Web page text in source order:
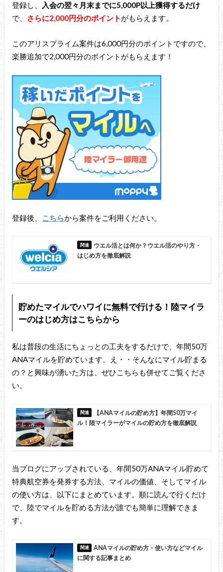
登録し、
入会の翌々月末までに5,000P以上獲得するだけ
で、
さらに2,000円分のポイント がもらえます。
このアリスプライム案件は6,000円分のポイントですので、
楽勝追加で2,000円分のポイントがもらえます！
登録後、 こちらから案件をご利用ください。
ウエル活とは何か？ウエル活のやり方・
はじめ方を徹底解説
貯めたマイルでハワイに無料で行ける！陸マイラ
ーのはじめ方はこちらから
私は普段の生活にちょっとの工夫をするだけで、年間50万
ANAマイルを貯めています。え・・そんなにマイル貯まる
の？と興味が湧いた方は、ぜひこちらも併せてご覧くださ
い。
【ANAマイルの貯め方】年間50万マイ
ル！陸マイラーがマイルの貯め方を徹底解説
当ブログにアップされている、年間50万ANAマイル貯めて
特典航空券を発券する方法、マイルの価値、そしてマイル
の使い方は、以下にまとめています。順に読んで行くだけ
で、陸でマイルを貯める方法が誰でも簡単に理解できま
す。
ANAマイルの貯め方・使い方などマイル
に関する記事まとめ